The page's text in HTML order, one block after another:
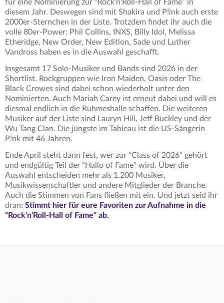
für eine Nominierung zur “Rock'n'Roll-Hall of Fame” in
diesem Jahr. Deswegen sind mit Shakira und P!ink auch erste
2000er-Sternchen in der Liste. Trotzdem findet ihr auch die
volle 80er-Power: Phil Collins, INXS, Billy Idol, Melissa
Etheridge, New Order, New Edition, Sade und Luther
Vandross haben es in die Auswahl geschafft.
Insgesamt 17 Solo-Musiker und Bands sind 2026 in der
Shortlist. Rockgruppen wie Iron Maiden, Oasis oder The
Black Crowes sind dabei schon wiederholt unter den
Nominierten. Auch Mariah Carey ist erneut dabei und will es
diesmal endlich in die Ruhmeshalle schaffen. Die weiteren
Musiker auf der Liste sind Lauryn Hill, Jeff Buckley und der
Wu Tang Clan. Die jüngste im Tableau ist die US-Sängerin
P!nk mit 46 Jahren.
Ende April steht dann fest, wer zur “Class of 2026” gehört
und endgültig Teil der “Hallo of Fame” wird. Über die
Auswahl entscheiden mehr als 1.200 Musiker,
Musikwissenschaftler und andere Mitglieder der Branche.
Auch die Stimmen von Fans fließen mit ein. Und jetzt seid ihr
dran: Stimmt hier für eure Favoriten zur Aufnahme in die
“Rock'n'Roll-Hall of Fame” ab.